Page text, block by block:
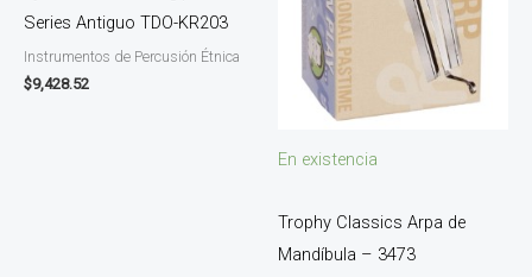
Series Antiguo TDO-KR203
Instrumentos de Percusión Étnica
$9,428.52
En existencia
Trophy Classics Arpa de
Mandíbula – 3473